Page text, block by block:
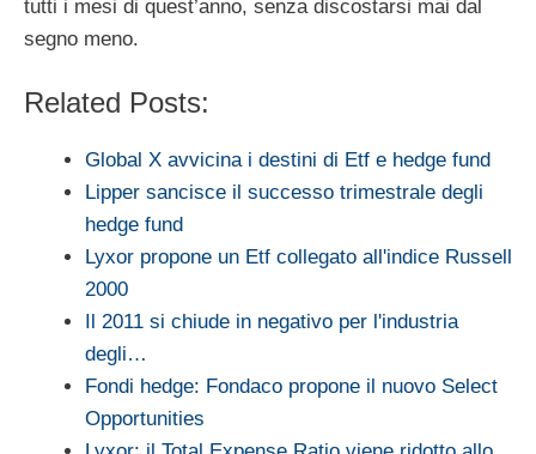
tutti i mesi di quest’anno, senza discostarsi mai dal
segno meno.
Related Posts:
Global X avvicina i destini di Etf e hedge fund
Lipper sancisce il successo trimestrale degli
hedge fund
Lyxor propone un Etf collegato all'indice Russell
2000
Il 2011 si chiude in negativo per l'industria
degli…
Fondi hedge: Fondaco propone il nuovo Select
Opportunities